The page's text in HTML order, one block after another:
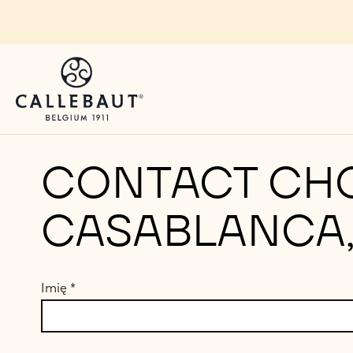
CONTACT
Imię *